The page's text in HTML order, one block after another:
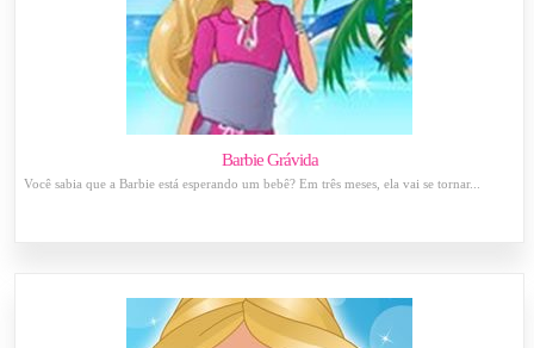
Barbie Grávida
Você sabia que a Barbie está esperando um bebê? Em três meses, ela vai se tornar...